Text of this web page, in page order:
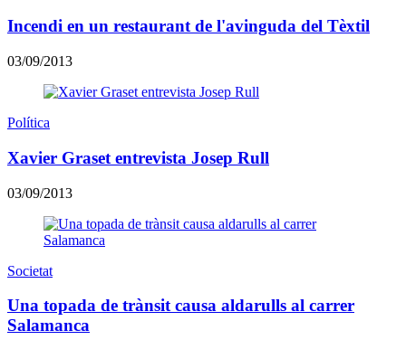
Incendi en un restaurant de l'avinguda del Tèxtil
03/09/2013
Política
Xavier Graset entrevista Josep Rull
03/09/2013
Societat
Una topada de trànsit causa aldarulls al carrer
Salamanca